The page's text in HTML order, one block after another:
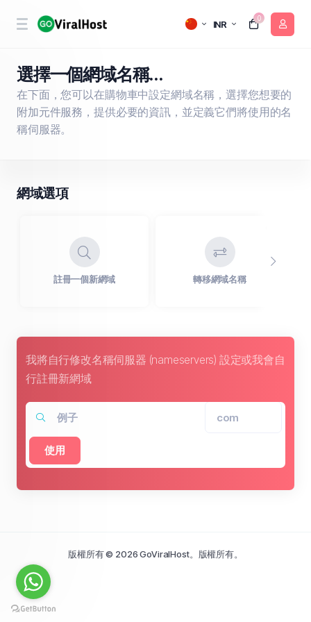
INR
0
選擇一個網域名稱...
在下面，您可以在購物車中設定網域名稱，選擇您想要的
附加元件服務，提供必要的資訊，並定義它們將使用的名
稱伺服器。
網域選項
註冊一個新網域 轉移網域名稱
我將自行修改名稱伺服器 (nameservers) 設定或我會自
行註冊新網域
使用
版權所有 © 2026 GoViralHost。版權所有。